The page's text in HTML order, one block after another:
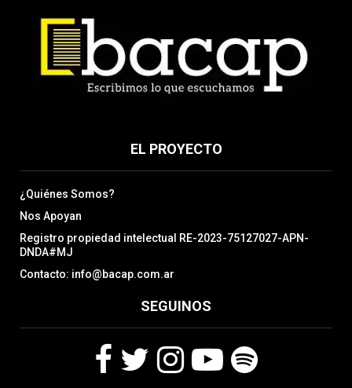
EL PROYECTO
¿Quiénes Somos?
Nos Apoyan
Registro propiedad intelectual RE-2023-75127027-APN-
DNDA#MJ
Contacto: info@bacap.com.ar
SEGUINOS